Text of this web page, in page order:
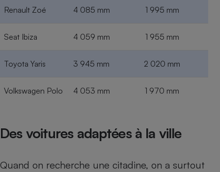
Renault Zoé 4 085 mm 1 995 mm
Seat Ibiza 4 059 mm 1 955 mm
Toyota Yaris 3 945 mm 2 020 mm
Volkswagen Polo 4 053 mm 1 970 mm
Des voitures adaptées à la ville
Quand on recherche une citadine, on a surtout